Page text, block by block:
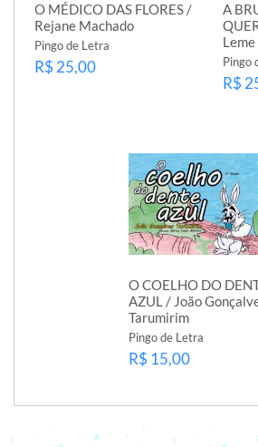
O MÉDICO DAS FLORES /
Rejane Machado
Pingo de Letra
R$ 25,00
A
Pingo
R$
O COELHO DO
AZUL / João
Tarumirim
Pingo de Letra
R$ 15,00